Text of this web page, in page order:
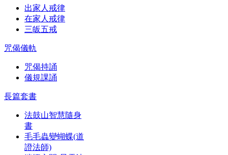
出家人戒律
在家人戒律
三皈五戒
咒偈儀軌
咒偈持誦
儀規課誦
長篇套書
法鼓山智慧隨身
書
毛毛蟲變蝴蝶(道
證法師)